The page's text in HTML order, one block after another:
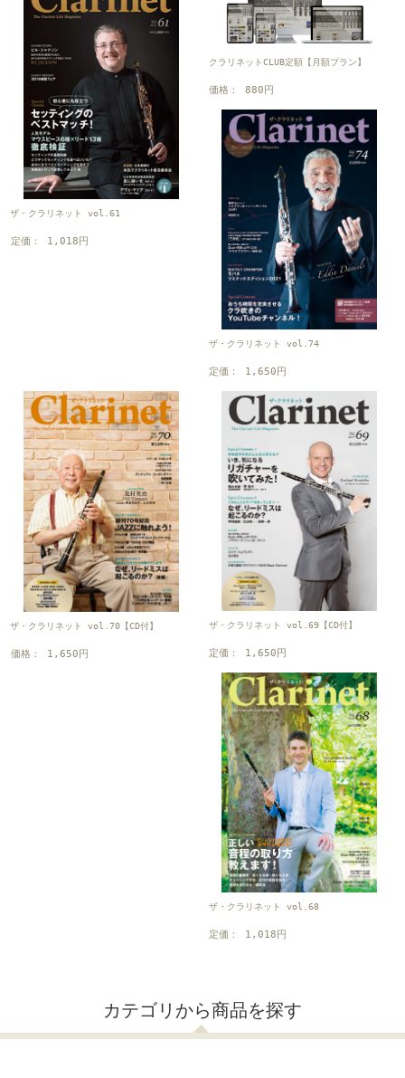
ザ・クラリネット vol.61
定価： 1,018円
クラリネットCLUB定額【月額プラン】
価格： 880円
ザ・クラリネット vol.74
定価： 1,650円
ザ・クラリネット vol.70【CD付】
価格： 1,650円
ザ・クラリネット vol.69【CD付】
定価： 1,650円
ザ・クラリネット vol.68
定価： 1,018円
カテゴリから商品を探す